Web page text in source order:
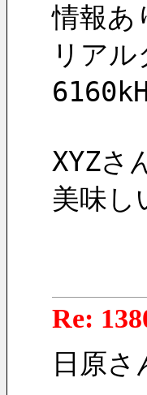
情報あ
リア
XYZさ
美味し
Re:
日原